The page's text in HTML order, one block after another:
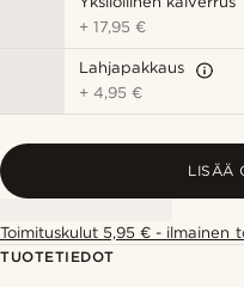
+17,95 €
Lahjapakkaus
+4,95 €
LISÄÄ
Toimituskulut 5,95 € - ilmainen
TUOTETIEDOT